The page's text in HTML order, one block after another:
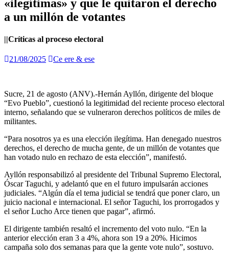
«ilegítimas» y que le quitaron el derecho
a un millón de votantes
||Críticas al proceso electoral
21/08/2025 Ce ere & ese
Sucre, 21 de agosto (ANV).-Hernán Ayllón, dirigente del bloque
“Evo Pueblo”, cuestionó la legitimidad del reciente proceso electoral
interno, señalando que se vulneraron derechos políticos de miles de
militantes.
“Para nosotros ya es una elección ilegítima. Han denegado nuestros
derechos, el derecho de mucha gente, de un millón de votantes que
han votado nulo en rechazo de esta elección”, manifestó.
Ayllón responsabilizó al presidente del Tribunal Supremo Electoral,
Óscar Taguchi, y adelantó que en el futuro impulsarán acciones
judiciales. “Algún día el tema judicial se tendrá que poner claro, un
juicio nacional e internacional. El señor Taguchi, los prorrogados y
el señor Lucho Arce tienen que pagar”, afirmó.
El dirigente también resaltó el incremento del voto nulo. “En la
anterior elección eran 3 a 4%, ahora son 19 a 20%. Hicimos
campaña solo dos semanas para que la gente vote nulo”, sostuvo.